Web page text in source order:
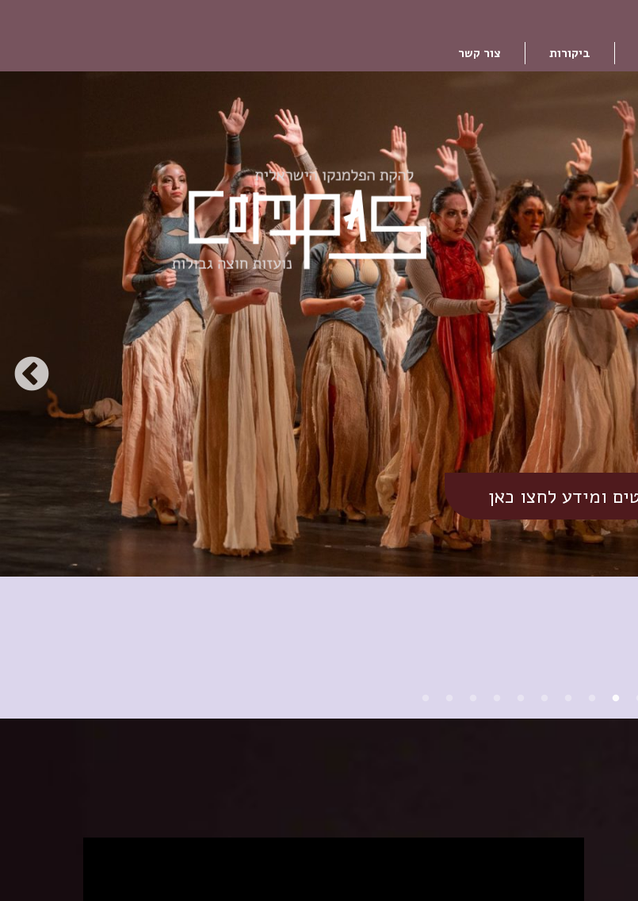
ביקורות צור קשר